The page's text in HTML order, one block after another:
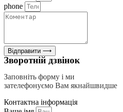
phone
Відправити ⟶
Зворотній дзвінок
Заповніть форму і ми
зателефонуємо Вам якнайшвидше
Контактна інформація